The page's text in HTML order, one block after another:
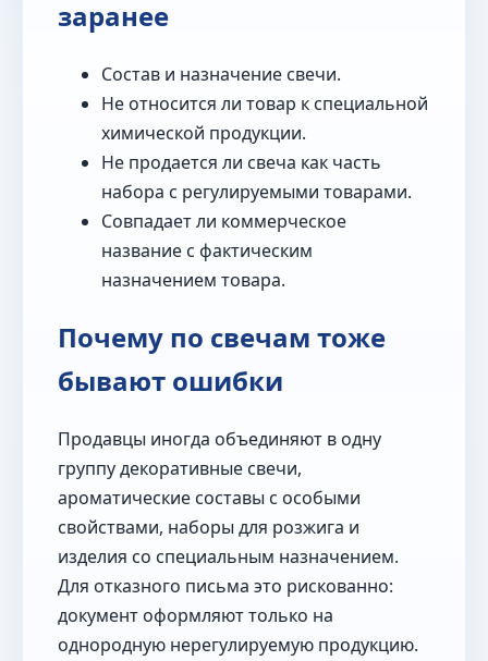
заранее
Состав и назначение свечи.
Не относится ли товар к специальной
химической продукции.
Не продается ли свеча как часть
набора с регулируемыми товарами.
Совпадает ли коммерческое
название с фактическим
назначением товара.
Почему по свечам тоже
бывают ошибки
Продавцы иногда объединяют в одну
группу декоративные свечи,
ароматические составы с особыми
свойствами, наборы для розжига и
изделия со специальным назначением.
Для отказного письма это рискованно:
документ оформляют только на
однородную нерегулируемую продукцию.